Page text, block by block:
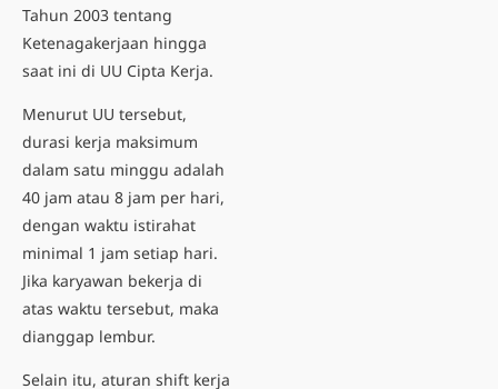
Tahun 2003 tentang
Ketenagakerjaan hingga
saat ini di UU Cipta Kerja.
Menurut UU tersebut,
durasi kerja maksimum
dalam satu minggu adalah
40 jam atau 8 jam per hari,
dengan waktu istirahat
minimal 1 jam setiap hari.
Jika karyawan bekerja di
atas waktu tersebut, maka
dianggap lembur.
Selain itu, aturan shift kerja